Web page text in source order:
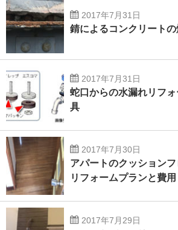
2017年7月31日
錆によるコンクリート
2017年7月31日
蛇口からの水漏れリフ
具
2017年7月30日
アパートのクッション
リフォームプランと費用
2017年7月29日